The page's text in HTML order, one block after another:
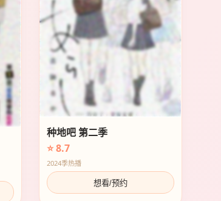
种地吧 第二季
⭐ 8.7
2024季热播
想看/预约